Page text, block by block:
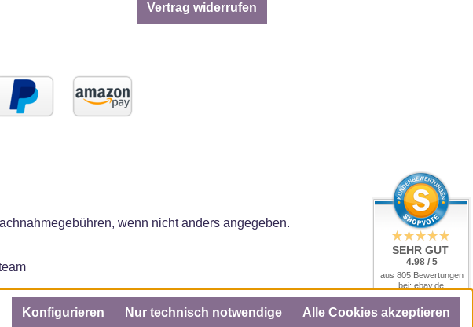
Vertrag widerrufen
wenn nicht anders angegeben.
Nur technisch notwendige
Konfigurieren Alle Cookies akzeptieren
SEHR GUT
4.98 / 5
aus 805 Bewertungen
bei: ebay.de,
amazon.de, amazon.it,
shopvote.de